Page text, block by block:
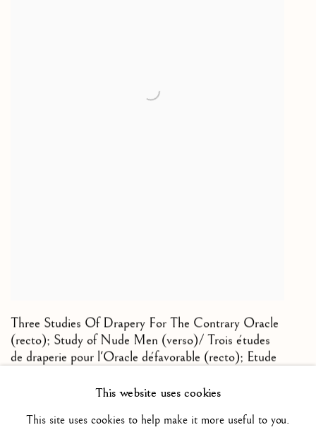
Three Studies Of Drapery For The Contrary Oracle
(recto); Study of Nude Men (verso)/ Trois études
de draperie pour l'Oracle défavorable (recto); Etude
paper/ Crayon et craie rouge, avec des touches de craie
This website uses cookies
This site uses cookies to help make it more useful to you.